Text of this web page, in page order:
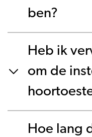
ben?
Heb ik
om de
Hoe lang